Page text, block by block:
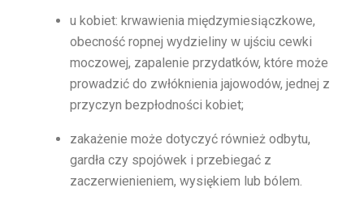
u kobiet: krwawienia międzymiesiączkowe,
obecność ropnej wydzieliny w ujściu cewki
moczowej, zapalenie przydatków, które może
prowadzić do zwłóknienia jajowodów, jednej z
przyczyn bezpłodności kobiet;
zakażenie może dotyczyć również odbytu,
gardła czy spojówek i przebiegać z
zaczerwienieniem, wysiękiem lub bólem.